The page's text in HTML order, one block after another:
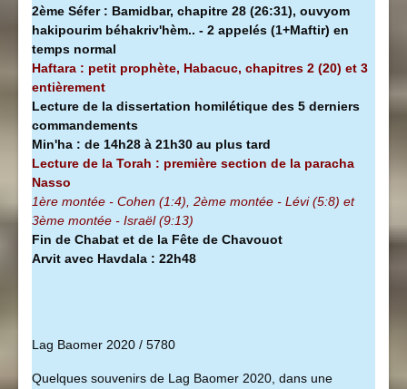
2ème Séfer : Bamidbar, chapitre 28 (26:31), ouvyom
hakipourim béhakriv'hèm.. - 2 appelés (1+Maftir) en
temps normal
Haftara : petit prophète, Habacuc, chapitres 2 (20) et 3
entièrement
Lecture de la dissertation homilétique des 5 derniers
commandements
Min'ha : de 14h28 à 21h30 au plus tard
Lecture de la Torah : première section de la paracha
Nasso
1ère montée - Cohen (1:4), 2ème montée - Lévi (5:8) et
3ème montée - Israël (9:13)
Fin de Chabat et de la Fête de Chavouot
Arvit avec Havdala : 22h48
Lag Baomer 2020 / 5780
Quelques souvenirs de Lag Baomer 2020, dans une